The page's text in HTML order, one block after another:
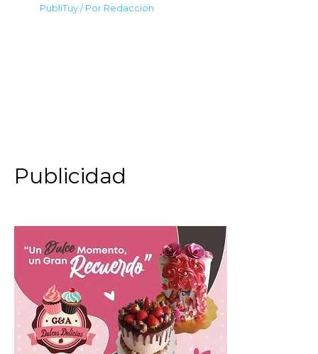
PubliTuy / Por Redaccion
Publicidad